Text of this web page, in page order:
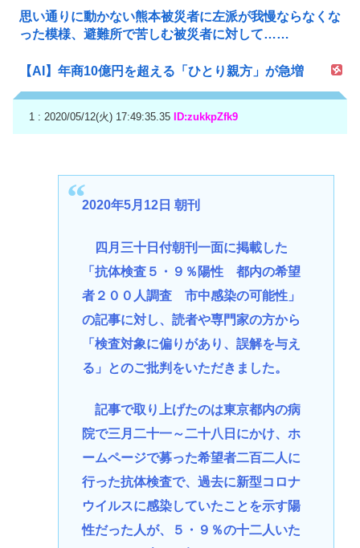
思い通りに動かない熊本被災者に左派が我慢ならなくな
った模様、避難所で苦しむ被災者に対して……
【AI】年商10億円を超える「ひとり親方」が急増
1 : 2020/05/12(火) 17:49:35.35 ID:zukkpZfk9
2020年5月12日 朝刊
四月三十日付朝刊一面に掲載した
「抗体検査５・９％陽性 都内の希望
者２００人調査 市中感染の可能性」
の記事に対し、読者や専門家の方から
「検査対象に偏りがあり、誤解を与え
る」とのご批判をいただきました。
記事で取り上げたのは東京都内の病
院で三月二十一～二十八日にかけ、ホ
ームページで募った希望者二百二人に
行った抗体検査で、過去に新型コロナ
ウイルスに感染していたことを示す陽
性だった人が、５・９％の十二人いた